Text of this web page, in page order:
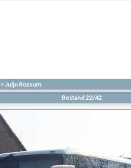
>Juijn Rossum
Bestand 22/42